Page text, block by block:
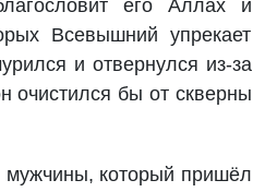
его Аллах и
Всевышний упрекает
и отвернулся из-за
очистился бы от скверны
мужчины, который пришёл